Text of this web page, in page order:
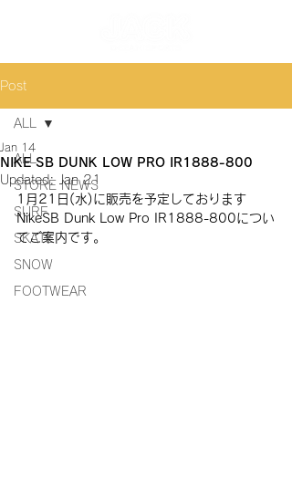
Post
ALL
STORE NEWS
SURF
SKATE
SNOW
FOOTWEAR
ALL
NIKE SB DUNK LOW PRO IR1888-800
Jan 14
Updated: Jan 21
1月21日(水)に販売を予定しております
NikeSB Dunk Low Pro IR1888-800につい
てご案内です。